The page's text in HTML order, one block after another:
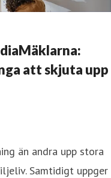
att skjuta upp
än andra upp stora
Samtidigt uppger